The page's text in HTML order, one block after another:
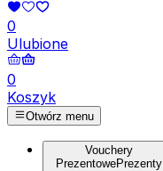
0
Ulubione
0
Koszyk
Otwórz menu
Vouchery
PrezentowePrezenty